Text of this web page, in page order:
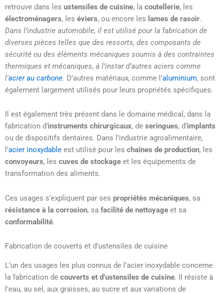
retrouve dans les ustensiles de cuisine, la coutellerie, les
électroménagers, les éviers, ou encore les lames de rasoir.
Dans l’industrie automobile, il est utilisé pour la fabrication de
diverses pièces telles que des ressorts, des composants de
sécurité ou des éléments mécaniques soumis à des contraintes
thermiques et mécaniques, à l’instar d’autres aciers comme
l’acier au carbone. D’autres matériaux, comme l’aluminium, sont
également largement utilisés pour leurs propriétés spécifiques.
Il est également très présent dans le domaine médical, dans la
fabrication d’instruments chirurgicaux, de seringues, d’implants
ou de dispositifs dentaires. Dans l’industrie agroalimentaire,
l’acier inoxydable est utilisé pour les chaînes de production, les
convoyeurs, les cuves de stockage et les équipements de
transformation des aliments.
Ces usages s’expliquent par ses propriétés mécaniques, sa
résistance à la corrosion, sa facilité de nettoyage et sa
conformabilité.
Fabrication de couverts et d’ustensiles de cuisine
L’un des usages les plus connus de l’acier inoxydable concerne
la fabrication de couverts et d’ustensiles de cuisine. Il résiste à
l’eau, au sel, aux graisses, au sucre et aux variations de